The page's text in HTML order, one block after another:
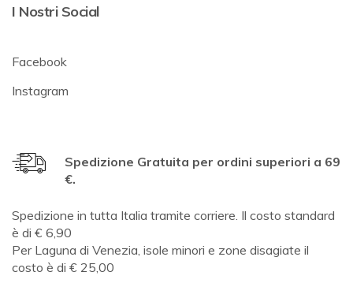
I Nostri Social
Facebook
Instagram
Spedizione Gratuita per ordini superiori a 69
€.
Spedizione in tutta Italia tramite corriere. Il costo standard
è di € 6,90
Per Laguna di Venezia, isole minori e zone disagiate il
costo è di € 25,00